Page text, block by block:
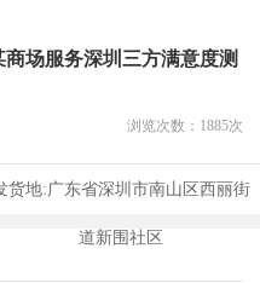
商场服务深圳三方满意度测
浏览次数： 1885次
货地:广东省深圳市南山区西丽街
道新围社区